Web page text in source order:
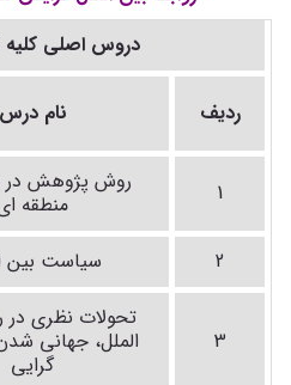
دروس اصلی
ردیف نام درس
1
روش پژوهش در
منطقه
2 سیاست بین
3
تحولات نظری در
الملل، جهانی
گرایی